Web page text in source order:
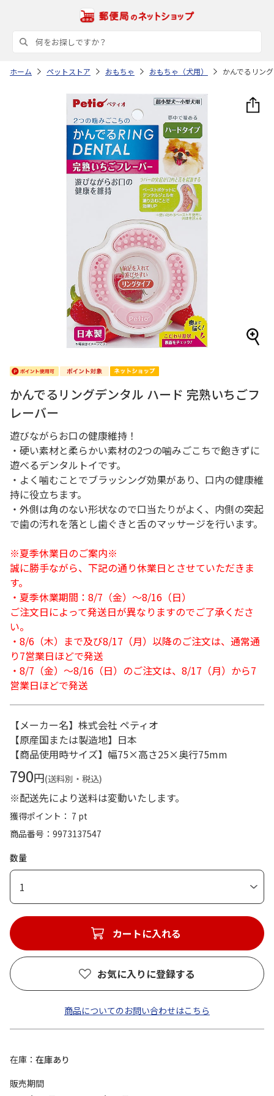
ホーム ペットストア おもちゃ おもちゃ（犬用） かんでるリン
かんでるリングデンタル ハード 完熟いちごフ
レーバー
遊びながらお口の健康維持！
・硬い素材と柔らかい素材の2つの噛みごこちで飽きずに
遊べるデンタルトイです。
・よく噛むことでブラッシング効果があり、口内の健康維
持に役立ちます。
・外側は角のない形状なので口当たりがよく、内側の突起
で歯の汚れを落とし歯ぐきと舌のマッサージを行います。
※夏季休業日のご案内※
誠に勝手ながら、下記の通り休業日とさせていただきま
す。
・夏季休業期間：8/7（金）～8/16（日）
ご注文日によって発送日が異なりますのでご了承くださ
い。
・8/6（木）まで及び8/17（月）以降のご注文は、通常通
り7営業日ほどで発送
・8/7（金）～8/16（日）のご注文は、8/17（月）から7
営業日ほどで発送
【メーカー名】株式会社 ペティオ
【原産国または製造地】日本
【商品使用時サイズ】幅75×高さ25×奥行75mm
790円(送料別・税込)
※配送先により送料は変動いたします。
獲得ポイント： 7 pt
商品番号
9973137547
数量
1
カートに入れる
お気に入りに登録する
商品についてのお問い合わせはこちら
在庫
在庫あり
販売期間